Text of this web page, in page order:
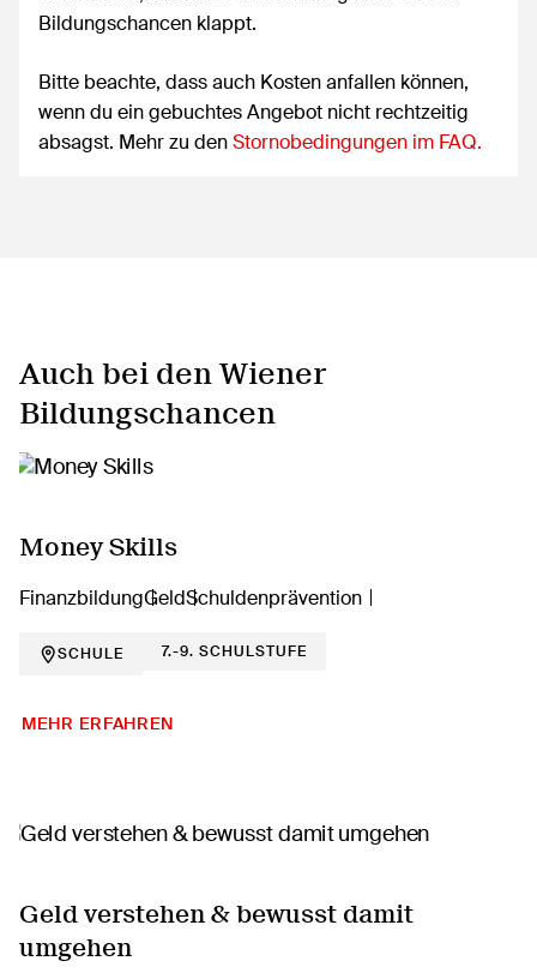
Bildungschancen klappt.
Bitte beachte, dass auch Kosten anfallen können,
wenn du ein gebuchtes Angebot nicht rechtzeitig
absagst. Mehr zu denStornobedingungen im FAQ.
Auch bei den Wiener
Bildungschancen
Money Skills
FinanzbildungGeldSchuldenprävention
SCHULE 7.-9. SCHULSTUFE
MEHR ERFAHREN
Geld verstehen & bewusst damit
umgehen